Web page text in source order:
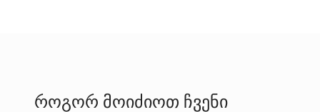
როგორ მოიძიოთ ჩვენი